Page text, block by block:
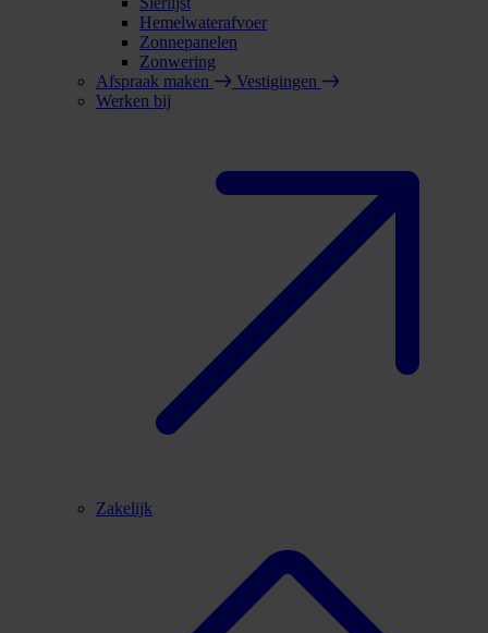
Hemelwaterafvoer
Zonnepanelen
Zonwering
Afspraak maken
Vestigingen
Werken bij
Zakelijk